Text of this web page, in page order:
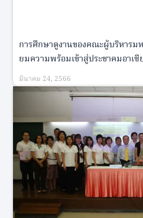
การศึกษาดูงานของคณะผู้บริหารมห
ยมความพร้อมเข้าสู่ประชาคมอาเซี
มีนาคม 24, 2566